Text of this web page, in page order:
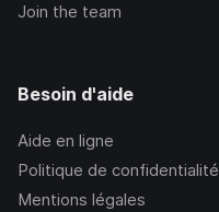
Join the team
Besoin d'aide
Aide en ligne
Politique de confidentialité
Mentions légales